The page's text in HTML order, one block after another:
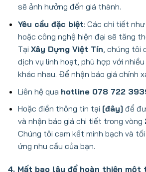
sẽ ảnh hưởng đến giá thành.
Yêu cầu đặc biệt: Các chi tiết
hoặc công nghệ hiện đại sẽ tăng
Tại Xây Dựng Việt Tín, chúng tôi
dịch vụ linh hoạt, phù hợp với
khác nhau. Để nhận báo giá chính
Liên hệ qua hotline 078 722
Hoặc điền thông tin tại [đây]để
và nhận báo giá chi tiết trong vòng
Chúng tôi cam kết minh bạch và
ứng nhu cầu của bạn.
4. Mất bao lâu để hoàn thiện một